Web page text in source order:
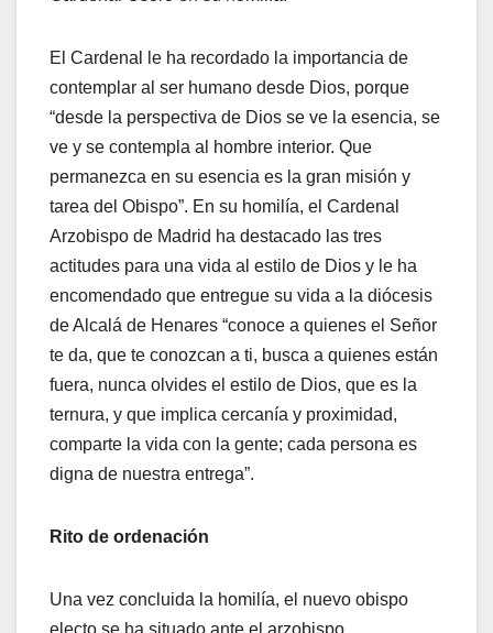
El Cardenal le ha recordado la importancia de
contemplar al ser humano desde Dios, porque
“desde la perspectiva de Dios se ve la esencia, se
ve y se contempla al hombre interior. Que
permanezca en su esencia es la gran misión y
tarea del Obispo”. En su homilía, el Cardenal
Arzobispo de Madrid ha destacado las tres
actitudes para una vida al estilo de Dios y le ha
encomendado que entregue su vida a la diócesis
de Alcalá de Henares “conoce a quienes el Señor
te da, que te conozcan a ti, busca a quienes están
fuera, nunca olvides el estilo de Dios, que es la
ternura, y que implica cercanía y proximidad,
comparte la vida con la gente; cada persona es
digna de nuestra entrega”.
Rito de ordenación
Una vez concluida la homilía, el nuevo obispo
electo se ha situado ante el arzobispo